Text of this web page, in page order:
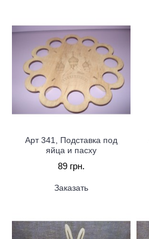
Арт 341, Подставка под
яйца и пасху
89 грн.
Заказать